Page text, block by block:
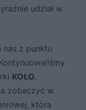
udział w
nas z punktu
KOŁO.
zobaczyć w
która